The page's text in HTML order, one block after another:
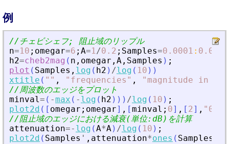
例
//チェビシェフ; 阻止域のリップル
n=10 ; omegar=6 ; A=1/0.2 ; Samples=0.0001 : 0.05
h2=cheb2mag ( n , omegar , A , Samples ) ;
plot ( Samples , log ( h2 ) /log ( 10 ) )
xtitle ( " " , " frequencies " , " magnitude in dB
//周波数のエッジをプロット
minval= ( -max ( - log ( h2 ) ) ) /log ( 10 ) ;
plot2d ( [ omegar ; omegar] , [minval ; 0] , [ 2] , " 000
//阻止域のエッジにおける減衰(単位:dB)を計算
attenuation=- log (A*A) /log ( 10 ) ;
plot2d ( Samples ' , attenuation*ones ( Samples